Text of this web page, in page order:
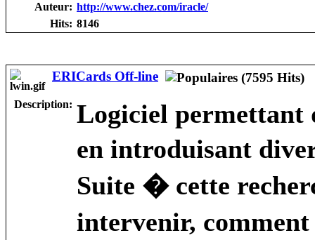
Auteur: http://www.chez.com/iracle/
Hits: 8146
ERICards Off-line
Description: Logiciel permettant
en introduisant
Suite � cette
intervenir,